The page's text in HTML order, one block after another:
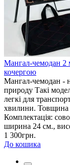
Мангал-чемодан 2
кочергою
Мангал-чемодан -
природу Такі
легкі для
хвилини. Товщина
Комплектація:
ширина 24 см.,
1 300грн.
До кошика